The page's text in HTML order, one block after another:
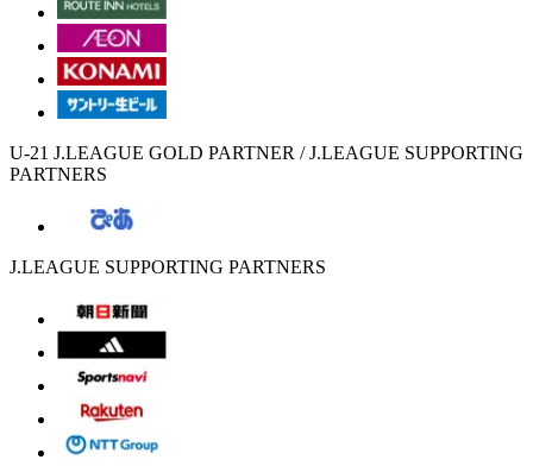
U-21 J.LEAGUE GOLD PARTNER / J.LEAGUE SUPPORTING
PARTNERS
J.LEAGUE SUPPORTING PARTNERS